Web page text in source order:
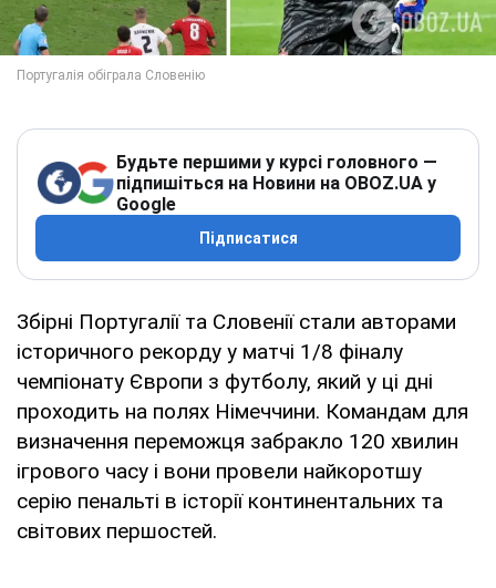
Будьте першими у курсі головного —
підпишіться на Новини на OBOZ.UA у
Google
Підписатися
Збірні Португалії та Словенії стали авторами
історичного рекорду у матчі 1/8 фіналу
чемпіонату Європи з футболу, який у ці дні
проходить на полях Німеччини. Командам для
визначення переможця забракло 120 хвилин
ігрового часу і вони провели найкоротшу
серію пенальті в історії континентальних та
світових першостей.